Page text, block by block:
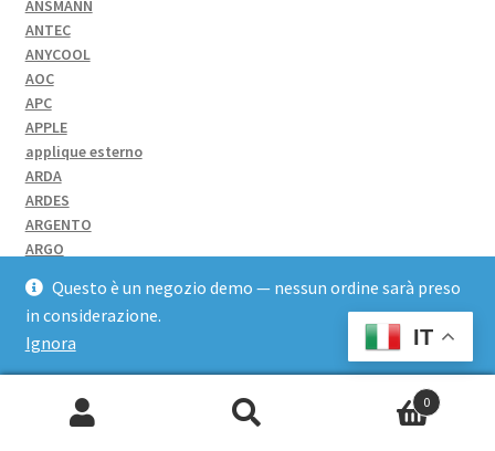
Questo è un negozio demo — nessun ordine sarà preso
in considerazione.
Ignora
ANSMANN
ANTEC
ANYCOOL
AOC
APC
APPLE
applique esterno
ARDA
ARDES
ARGENTO
ARGO
Ariasana
ARIETE
ARKANE LYON
Aroma
ARTEXPORT
0
IT